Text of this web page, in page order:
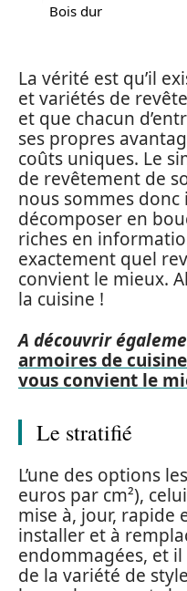
Bois dur
La vérité est qu’il
et variétés de
et que chacun
ses propres
coûts uniques. Le
de revêtement de
nous sommes
décomposer en
riches en
exactement quel
convient le mieux.
la cuisine !
A découvrir
armoires de
vous convient le
Le stratifié
L’une des options
euros par cm²),
mise à, jour, rapide
installer et à
endommagées, et
de la variété de